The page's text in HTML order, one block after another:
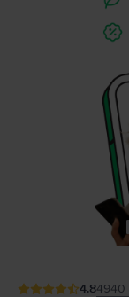
4.84940